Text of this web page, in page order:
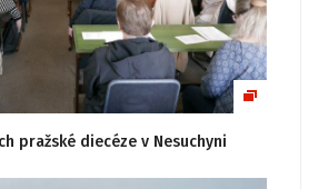
pražské diecéze v Nesuchyni